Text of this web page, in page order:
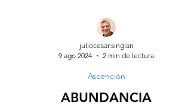
juliocesar.singlan
9 ago 2024
2 min de lectura
Ascención